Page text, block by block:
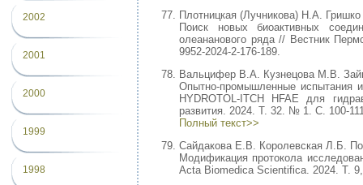
2002
2001
2000
1999
1998
Плотницкая (Лучникова) Н.А.
Поиск новых биоактивных
олеананового ряда // Вестник
9952-2024-2-176-189.
Вальцифер В.А. Кузнецова М.В.
Опытно-промышленные испытания и
HYDROTOL-ITCH HFAE для
развития. 2024. Т. 32. № 1. С. 100-
Полный текст>>
Сайдакова Е.В. Королевская Л.Б.
Модификация протокола
Acta Biomedica Scientifica. 2024. Т.